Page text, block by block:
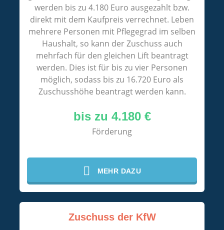
werden bis zu 4.180 Euro ausgezahlt bzw.
direkt mit dem Kaufpreis verrechnet. Leben
mehrere Personen mit Pflegegrad im selben
Haushalt, so kann der Zuschuss auch
mehrfach für den gleichen Lift beantragt
werden. Dies ist für bis zu vier Personen
möglich, sodass bis zu 16.720 Euro als
Zuschusshöhe beantragt werden kann.
bis zu 4.180 €
Förderung
MEHR DAZU
Zuschuss der KfW